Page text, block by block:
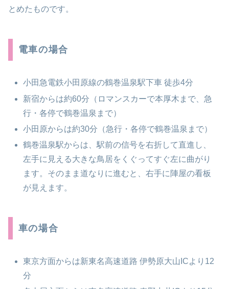
とめたものです。
電車の場合
小田急電鉄小田原線の鶴巻温泉駅下車 徒歩4分
新宿からは約60分（ロマンスカーで本厚木まで、急
行・各停で鶴巻温泉まで）
小田原からは約30分（急行・各停で鶴巻温泉まで）
鶴巻温泉駅からは、駅前の信号を右折して直進し、
左手に見える大きな鳥居をくぐってすぐ左に曲がり
ます。そのまま道なりに進むと、右手に陣屋の看板
が見えます。
車の場合
東京方面からは新東名高速道路 伊勢原大山ICより12
分